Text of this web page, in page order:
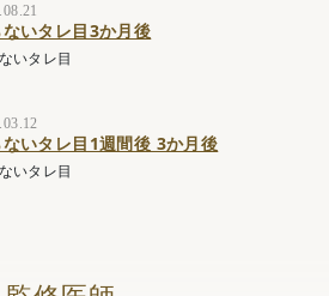
いタレ目3か月後
いタレ目
いタレ目1週間後 3か月後
いタレ目